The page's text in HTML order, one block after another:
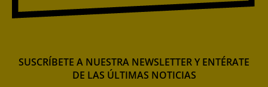
SUSCRÍBETE A NUESTRA NEWSLETTER Y ENTÉRATE
DE LAS ÚLTIMAS NOTICIAS